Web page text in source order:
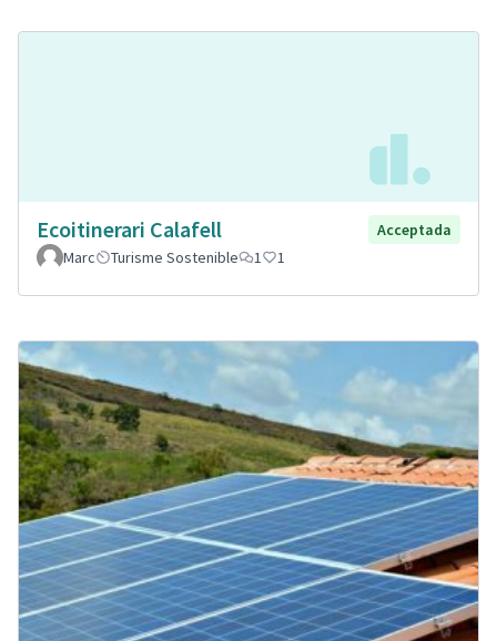
Ecoitinerari Calafell
Acceptada
Marc
Turisme Sostenible 1 1